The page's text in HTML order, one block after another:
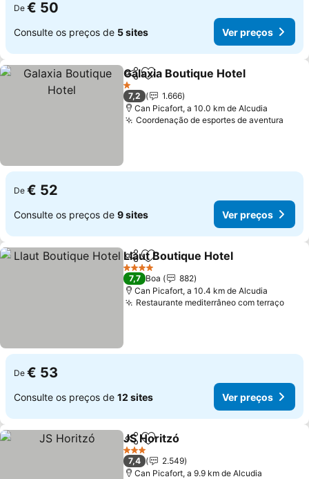
De € 50
Consulte os preços de 5 sites Ver preços
PartilharAdicionar aos favoritos
Galaxia Boutique Hotel
1 Estrelas
7,2
1.666
Can Picafort, a 10.0 km de Alcudia
Coordenação de esportes de aventura
De € 52
Consulte os preços de 9 sites Ver preços
PartilharAdicionar aos favoritos
Llaut Boutique Hotel
4 Estrelas
7,7 Boa
882
Can Picafort, a 10.4 km de Alcudia
Restaurante mediterrâneo com terraçoVer
De € 53
Consulte os preços de 12 sites Ver preços
PartilharAdicionar aos favoritos
JS Horitzó
3 Estrelas
7,4
2.549
Can Picafort, a 9.9 km de Alcudia